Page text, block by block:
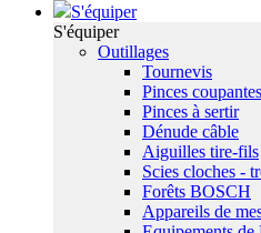
S'équiper
S'équiper
Outillages
Tournevis
Pinces coupantes
Pinces à sertir
Dénude câble
Aiguilles tire-fils
Scies cloches -
Forêts BOSCH
Appareils de